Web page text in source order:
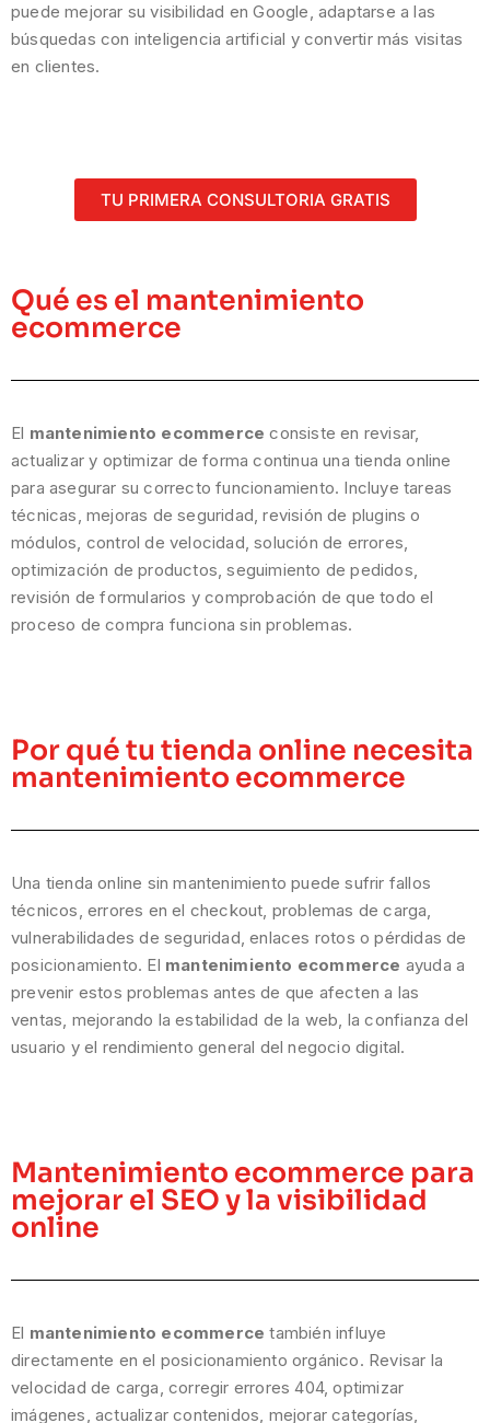
puede mejorar su visibilidad en Google, adaptarse a las
búsquedas con inteligencia artificial y convertir más visitas
en clientes.
TU PRIMERA CONSULTORIA GRATIS
Qué es el mantenimiento
ecommerce
El mantenimiento ecommerce consiste en revisar,
actualizar y optimizar de forma continua una tienda online
para asegurar su correcto funcionamiento. Incluye tareas
técnicas, mejoras de seguridad, revisión de plugins o
módulos, control de velocidad, solución de errores,
optimización de productos, seguimiento de pedidos,
revisión de formularios y comprobación de que todo el
proceso de compra funciona sin problemas.
Por qué tu tienda online necesita
mantenimiento ecommerce
Una tienda online sin mantenimiento puede sufrir fallos
técnicos, errores en el checkout, problemas de carga,
vulnerabilidades de seguridad, enlaces rotos o pérdidas de
posicionamiento. El mantenimiento ecommerce ayuda a
prevenir estos problemas antes de que afecten a las
ventas, mejorando la estabilidad de la web, la confianza del
usuario y el rendimiento general del negocio digital.
Mantenimiento ecommerce para
mejorar el SEO y la visibilidad
online
El mantenimiento ecommerce también influye
directamente en el posicionamiento orgánico. Revisar la
velocidad de carga, corregir errores 404, optimizar
imágenes, actualizar contenidos, mejorar categorías,